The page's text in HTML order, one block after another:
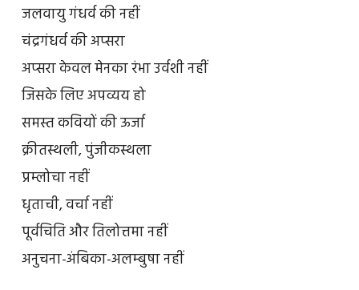
जलवायु गंधर्व की नहीं
चंद्रगंधर्व की अप्सरा
अप्सरा केवल मेनका रंभा उर्वशी नहीं
जिसके लिए अपव्यय हो
समस्त कवियों की ऊर्जा
क्रीतस्थली, पुंजीकस्थला
प्रम्लोचा नहीं
धृताची, वर्चा नहीं
पूर्वचिति और तिलोत्तमा नहीं
अनुचना-अंबिका-अलम्बुषा नहीं